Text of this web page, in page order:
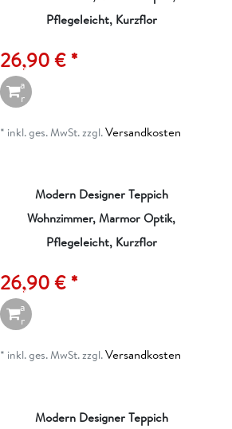
Pflegeleicht, Kurzflor
26,90 € *
n
W
a
r
e
n
k
* inkl. ges. MwSt.zzgl.Versandkosten
Modern Designer Teppich
Wohnzimmer, Marmor Optik,
Pflegeleicht, Kurzflor
26,90 € *
n
W
a
r
e
n
k
* inkl. ges. MwSt.zzgl.Versandkosten
Modern Designer Teppich